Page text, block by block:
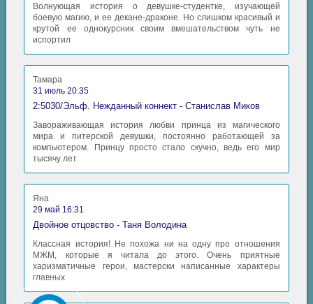
Волнующая история о девушке-студентке, изучающей
боевую магию, и ее декане-драконе. Но слишком красивый и
крутой ее однокурсник своим вмешательством чуть не
испортил
Тамара
31 июль 20:35
2:5030/Эльф. Нежданный коннект - Станислав Миков
Завораживающая история любви принца из магического
мира и питерской девушки, постоянно работающей за
компьютером. Принцу просто стало скучно, ведь его мир
тысячу лет
Яна
29 май 16:31
Двойное отцовство - Таня Володина
Классная история! Не похожа ни на одну про отношения
МЖМ, которые я читала до этого. Очень приятные
харизматичные герои, мастерски написанные характеры
главных